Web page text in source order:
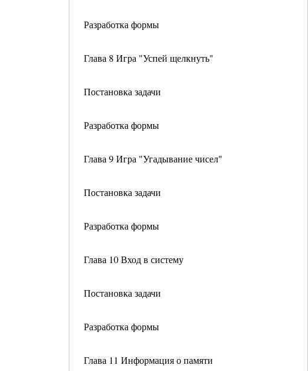
Разработка формы
Глава 8 Игра "Успей щелкнуть"
Постановка задачи
Разработка формы
Глава 9 Игра "Угадывание чисел"
Постановка задачи
Разработка формы
Глава 10 Вход в систему
Постановка задачи
Разработка формы
Глава 11 Информация о памяти